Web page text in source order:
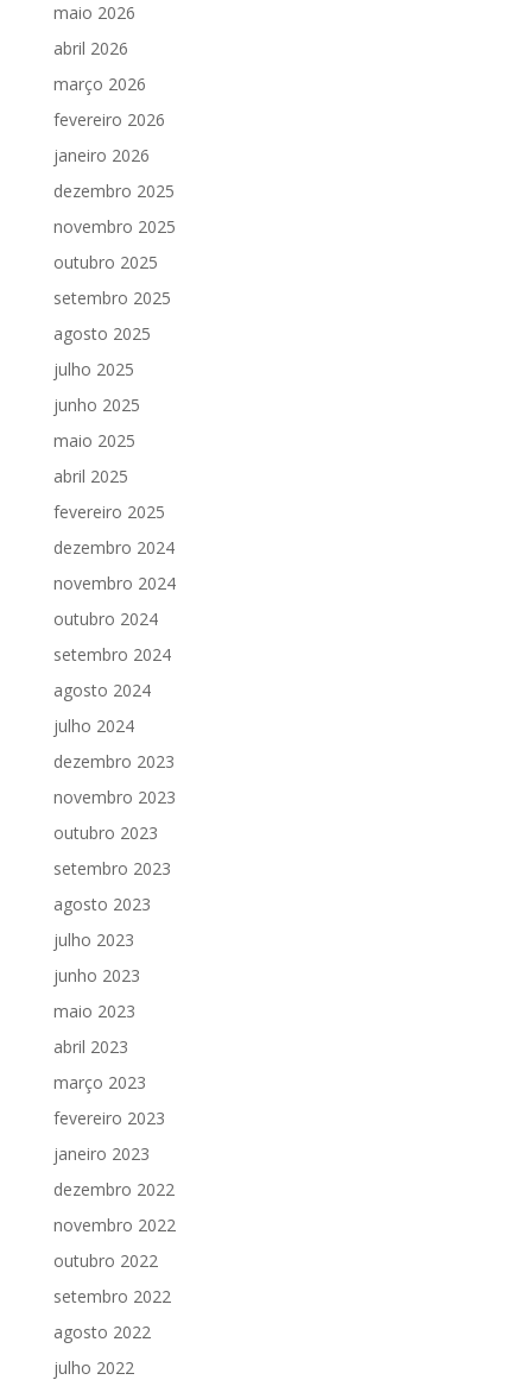
maio 2026
abril 2026
março 2026
fevereiro 2026
janeiro 2026
dezembro 2025
novembro 2025
outubro 2025
setembro 2025
agosto 2025
julho 2025
junho 2025
maio 2025
abril 2025
fevereiro 2025
dezembro 2024
novembro 2024
outubro 2024
setembro 2024
agosto 2024
julho 2024
dezembro 2023
novembro 2023
outubro 2023
setembro 2023
agosto 2023
julho 2023
junho 2023
maio 2023
abril 2023
março 2023
fevereiro 2023
janeiro 2023
dezembro 2022
novembro 2022
outubro 2022
setembro 2022
agosto 2022
julho 2022